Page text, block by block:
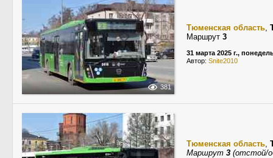
381
Тюменская область,
Маршрут 3
31 марта 2025 г.,
Автор: Snite2010
Тюменская область,
Маршрут 3 (отстой/